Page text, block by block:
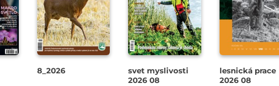
8_2026
svet myslivosti
2026 08
lesnická prace
2026 08